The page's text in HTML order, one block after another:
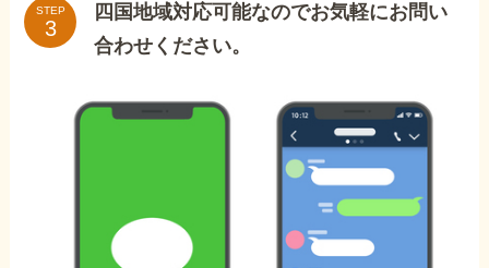
STEP
四国地域対応可能なのでお気軽にお問い
合わせください。